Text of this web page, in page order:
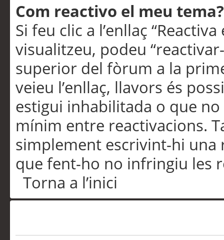
Com reactivo el meu tema?
Si feu clic a l’enllaç
visualitzeu, podeu
superior del fòrum a la
veieu l’enllaç, llavors és
estigui inhabilitada o que
mínim entre reactivacions.
simplement escrivint-hi una
que fent-ho no infringiu les
Torna a l’inici